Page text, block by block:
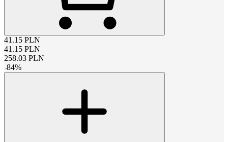
41.15 PLN
41.15 PLN
258.03 PLN
-84%